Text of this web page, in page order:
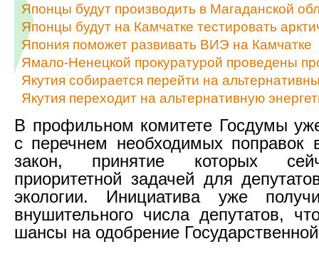
Японцы будут производить в Магаданской
Японцы будут на Камчатке тестировать
Япония поможет развивать ВИЭ на Камчатке
Ямало-Ненецкой прокуратурой проведены
Якутия собирается перейти на
Якутия переходит на альтернативную
В профильном комитете Госдумы
с перечнем необходимых поправок
закон, принятие которых
приоритетной задачей для
экологии. Инициатива уже
внушительного числа депутатов,
шансы на одобрение